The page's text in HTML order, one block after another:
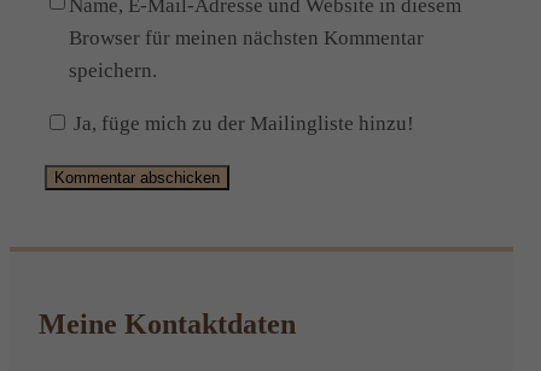
Name, E-Mail-Adresse und Website in diesem
Browser für meinen nächsten Kommentar
speichern.
Ja, füge mich zu der Mailingliste hinzu!
Meine Kontaktdaten